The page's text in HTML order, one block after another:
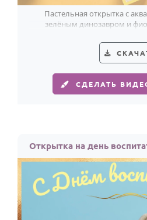
Пастельная открытка с
зелёным динозавром и
СДЕЛАТЬ
Открытка на день